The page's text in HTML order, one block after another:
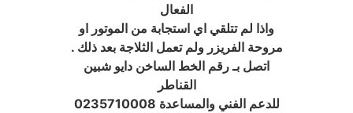
الفعال
واذا لم تتلقي اي استجابة من الموتور او
مروحة الفريزر ولم تعمل الثلاجة بعد ذلك .
اتصل بـ رقم الخط الساخن دايو شبين
القناطر
0235710008 للدعم الفني والمساعدة